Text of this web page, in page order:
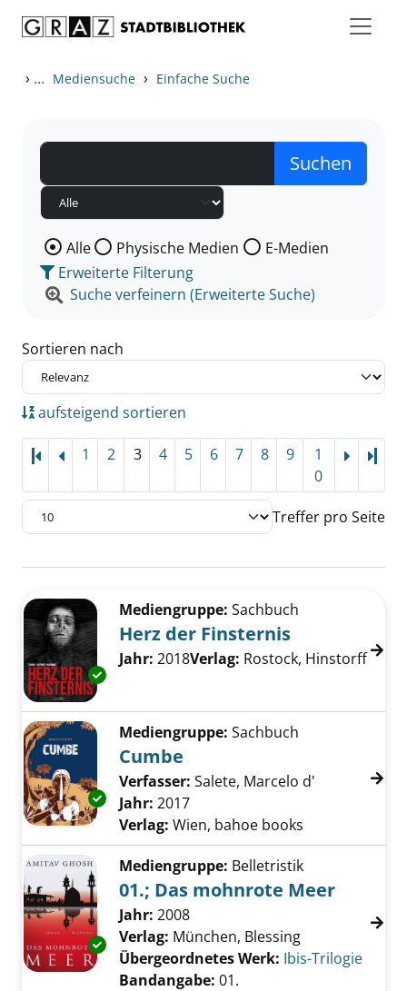
› ... Mediensuche › Einfache Suche
Wählen Sie die Medienart nach der Sie suchen wollen.
Alle Physische Medien
E-Medien
Erweiterte Filterung
Suche verfeinern (Erweiterte Suche)
Sortieren nach
aufsteigend sortieren
1 2 3 4 5 6 7 8 9
1
0
Treffer pro Seite
Zu den Suchfiltern springen
Exemplar-Details von Herz der Finsternis
Mediengruppe: Sachbuch
Herz der Finsternis
Suche nach diesem Verfasser
Jahr: 2018Verlag: Rostock, Hinstorff
Exemplar-Details von Cumbe anzeigen
Mediengruppe: Sachbuch
Cumbe
Verfasser: Salete, Marcelo d' Suche nach
Jahr: 2017
Verlag: Wien, bahoe books
Exemplar-Details von 01.; Das mohnrote
Mediengruppe: Belletristik
01.; Das mohnrote Meer
Suche nach diesem Verfasser
Jahr: 2008
Verlag: München, Blessing
Übergeordnetes Werk: Ibis-Trilogie
Bandangabe: 01.